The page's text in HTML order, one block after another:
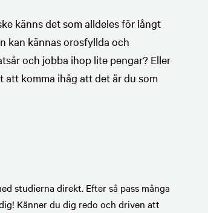
känns det som alldeles för långt
kan kännas orosfyllda och
och jobba ihop lite pengar? Eller
att komma ihåg att det är du som
studierna direkt. Efter så pass många
Känner du dig redo och driven att